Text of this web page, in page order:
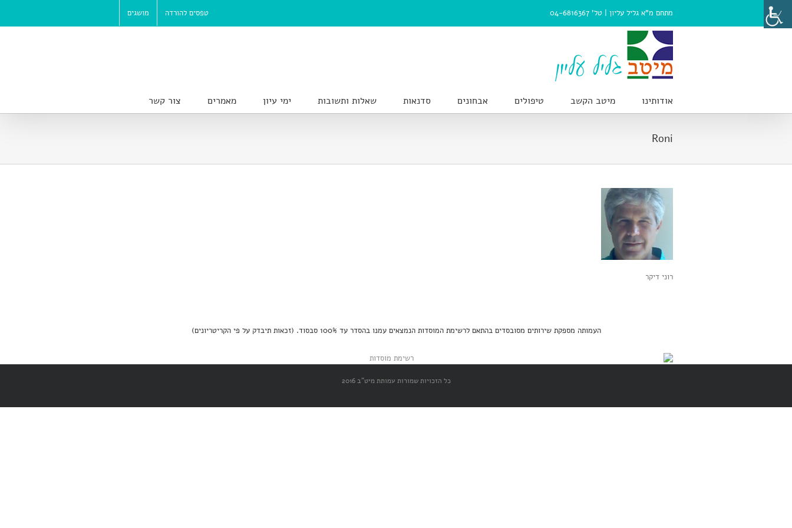
content
מתחם מ"א גליל עליון | טל' 04-6816367 טפסים להורדה מושגים
אודותינו מיטב הקשב טיפולים אבחונים סדנאות שאלות ותשובות ימי עיון מאמרים צור קשר
Roni
רוני דיקר
העמותה מספקת שירותים מסובסדים בהתאם לרשימת המוסדות הנמצאים עמנו בהסדר עד 100% סבסוד. (זכאות תיבדק על פי הקריטריונים)
כל הזכויות שמורות עמותת מיט"ב 2016